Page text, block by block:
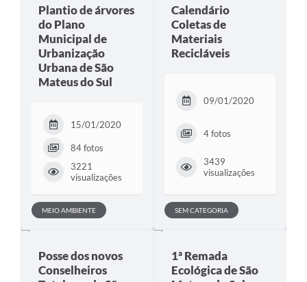
Plantio de árvores
do Plano
Municipal de
Urbanização
Urbana de São
Mateus do Sul
15/01/2020
84 fotos
3221
visualizações
MEIO AMBIENTE
Calendário
Coletas de
Materiais
Recicláveis
09/01/2020
4 fotos
3439
visualizações
SEM CATEGORIA
Posse dos novos
Conselheiros
1ª Remada
Ecológica de São